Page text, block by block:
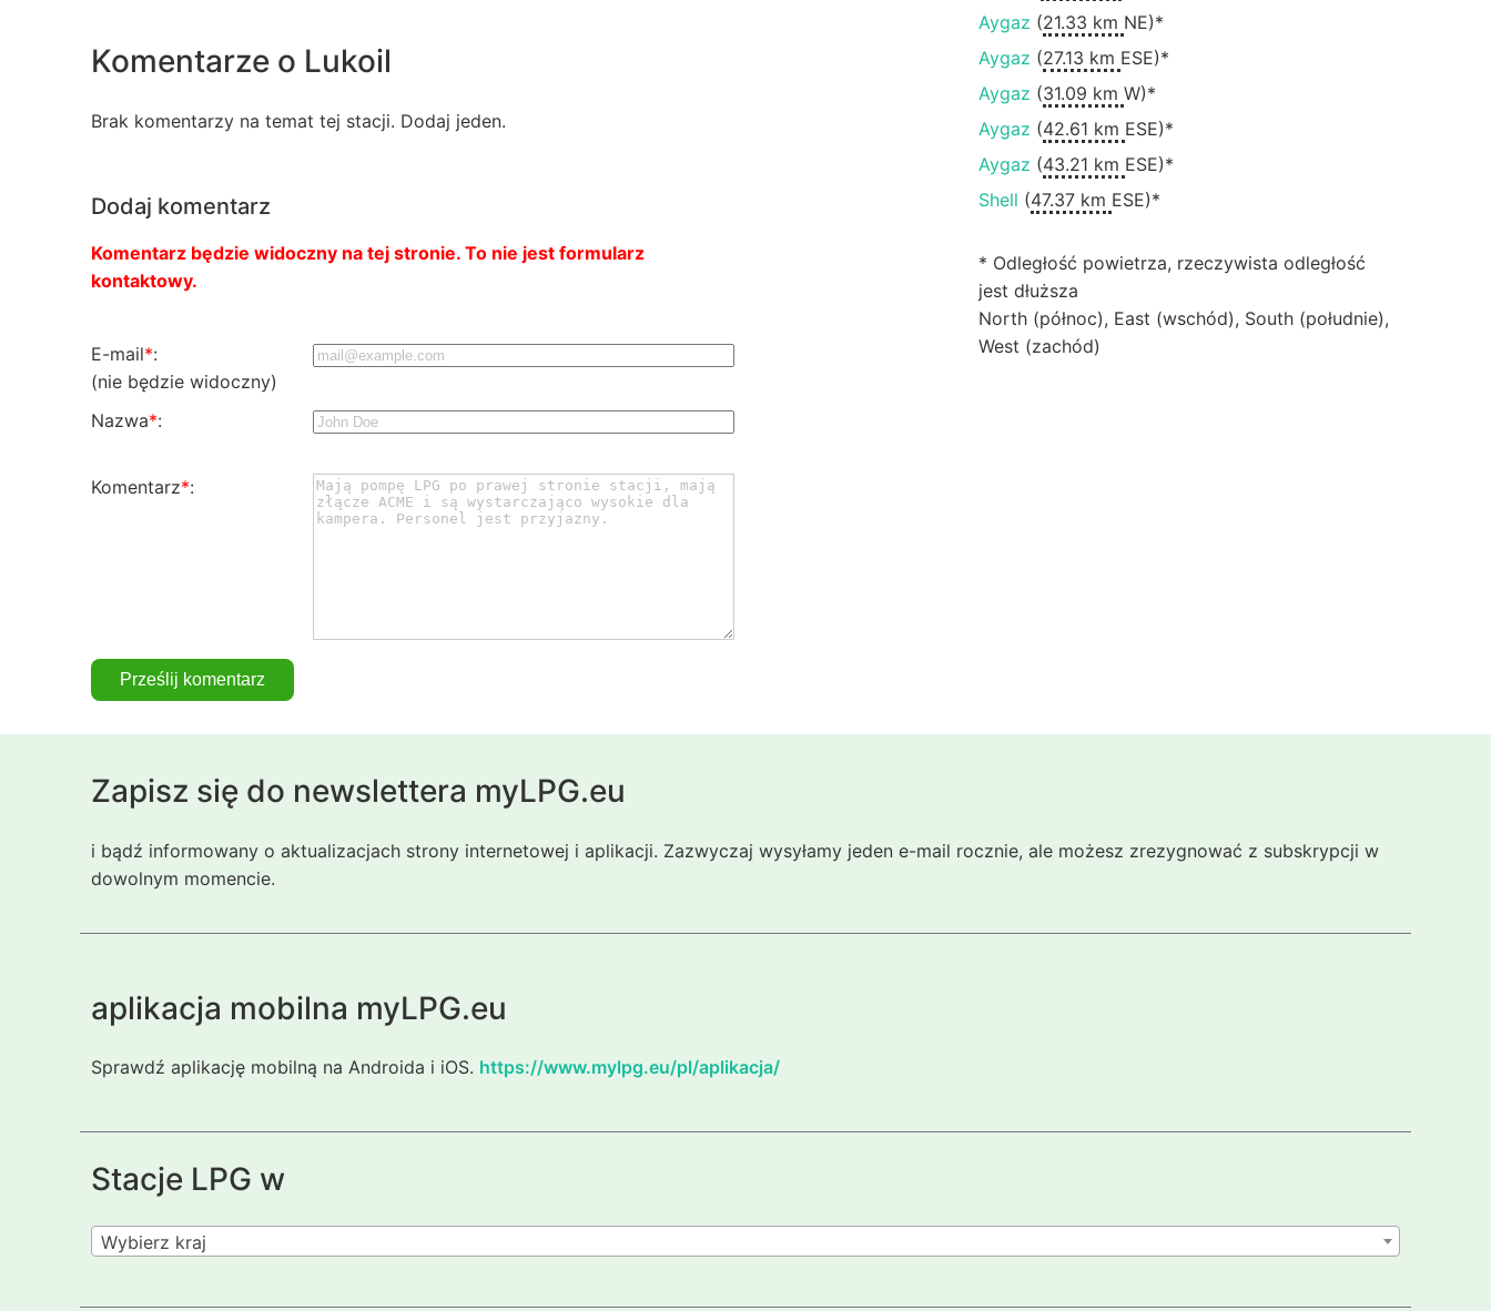
Komentarze o Lukoil
Brak komentarzy na temat tej stacji. Dodaj jeden.
Dodaj komentarz
Komentarz będzie widoczny na tej stronie. To nie jest formularz
kontaktowy.
E-mail*:
(nie będzie widoczny)
Nazwa*:
Komentarz*:
Aygaz (21.33 km NE)*
Aygaz (27.13 km ESE)*
Aygaz (31.09 km W)*
Aygaz (42.61 km ESE)*
Aygaz (43.21 km ESE)*
Shell (47.37 km ESE)*
* Odległość powietrza, rzeczywista odległość
jest dłuższa
North (północ), East (wschód), South (południe),
West (zachód)
Zapisz się do newslettera myLPG.eu
i bądź informowany o aktualizacjach strony internetowej i aplikacji. Zazwyczaj wysyłamy jeden e-mail rocznie, ale możesz zrezygnować z subskrypcji w
dowolnym momencie.
aplikacja mobilna myLPG.eu
Sprawdź aplikację mobilną na Androida i iOS. https://www.mylpg.eu/pl/aplikacja/
Stacje LPG w
Wybierz kraj